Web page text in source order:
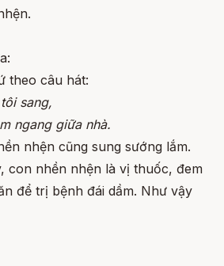
theo câu hát:
sang,
ngang giữa nhà.
nhện cũng sung sướng lắm.
con nhền nhện là vị thuốc, đem
để trị bệnh đái dầm. Như vậy